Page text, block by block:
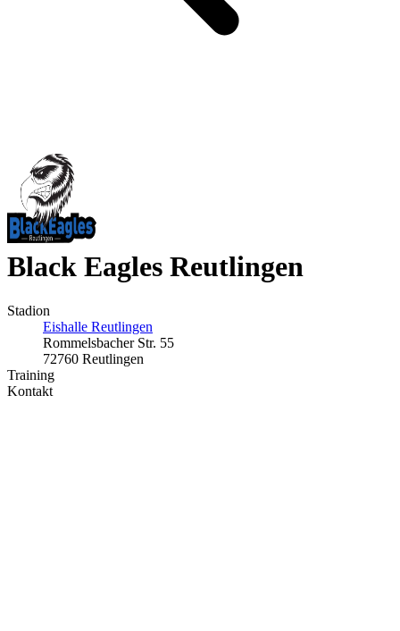
Black Eagles Reutlingen
Stadion
Eishalle Reutlingen
Rommelsbacher Str. 55
72760 Reutlingen
Training
Kontakt